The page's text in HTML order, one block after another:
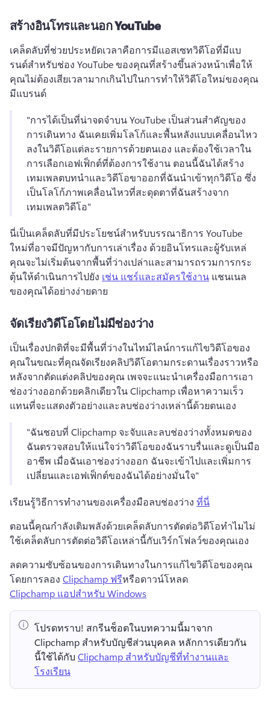
สร้างอินโทรและนอก YouTube
เคล็ดลับที่ช่วยประหยัดเวลาคือการมีแอสเซทวิดีโอที่มีแบ
รนด์สําหรับช่อง YouTube ของคุณที่สร้างขึ้นล่วงหน้าเพื่อให้
คุณไม่ต้องเสียเวลามากเกินไปในการทําให้วิดีโอใหม่ของคุณ
มีแบรนด์
"การได้เป็นที่น่าจดจําบน YouTube เป็นส่วนสําคัญของ
การเดินทาง ฉันเคยเพิ่มโลโก้และพื้นหลังแบบเคลื่อนไหว
ลงในวิดีโอแต่ละรายการด้วยตนเอง และต้องใช้เวลาใน
การเลือกเอฟเฟ็กต์ที่ต้องการใช้งาน ตอนนี้ฉันได้สร้าง
เทมเพลตบทนําและวิดีโอขาออกที่ฉันนําเข้าทุกวิดีโอ ซึ่ง
เป็นโลโก้ภาพเคลื่อนไหวที่สะดุดตาที่ฉันสร้างจาก
เทมเพลตวิดีโอ"
นี่เป็นเคล็ดลับที่มีประโยชน์สําหรับบรรณาธิการ YouTube
ใหม่ที่อาจมีปัญหากับการเล่าเรื่อง ด้วยอินโทรและผู้รับเหล่
คุณจะไม่เริ่มต้นจากพื้นที่ว่างเปล่าและสามารถรวมการกระ
ตุ้นให้ดําเนินการไปยัง เช่น แชร์และสมัครใช้งาน แชนเนล
ของคุณได้อย่างง่ายดาย
จัดเรียงวิดีโอโดยไม่มีช่องว่าง
เป็นเรื่องปกติที่จะมีพื้นที่ว่างในไทม์ไลน์การแก้ไขวิดีโอของ
คุณในขณะที่คุณจัดเรียงคลิปวิดีโอตามกระดานเรื่องราวหรือ
หลังจากตัดแต่งคลิปของคุณ เพจจะแนะนําเครื่องมือการเอา
ช่องว่างออกด้วยคลิกเดียวใน Clipchamp เพื่อหาความเร็ว
แทนที่จะแสดงตัวอย่างและลบช่องว่างเหล่านี้ด้วยตนเอง
"ฉันชอบที่ Clipchamp จะจับและลบช่องว่างทั้งหมดของ
ฉันตรวจสอบให้แน่ใจว่าวิดีโอของฉันราบรื่นและดูเป็นมือ
อาชีพ เมื่อฉันเอาช่องว่างออก ฉันจะเข้าไปและเพิ่มการ
เปลี่ยนและเอฟเฟ็กต์ของฉันได้อย่างมั่นใจ"
เรียนรู้วิธีการทํางานของเครื่องมือลบช่องว่าง ที่นี่
ตอนนี้คุณกําลังเติมพลังด้วยเคล็ดลับการตัดต่อวิดีโอทําไมไม่
ใช้เคล็ดลับการตัดต่อวิดีโอเหล่านี้กับเวิร์กโฟลว์ของคุณเอง
ลดความซับซ้อนของการเดินทางในการแก้ไขวิดีโอของคุณ
โดยการลอง Clipchamp ฟรีหรือดาวน์โหลด
Clipchamp แอปสําหรับ Windows
โปรดทราบ! สกรีนช็อตในบทความนี้มาจาก
Clipchamp สำหรับบัญชีส่วนบุคคล หลักการเดียวกัน
นี้ใช้ได้กับ Clipchamp สำหรับบัญชีที่ทำงานและ
โรงเรียน